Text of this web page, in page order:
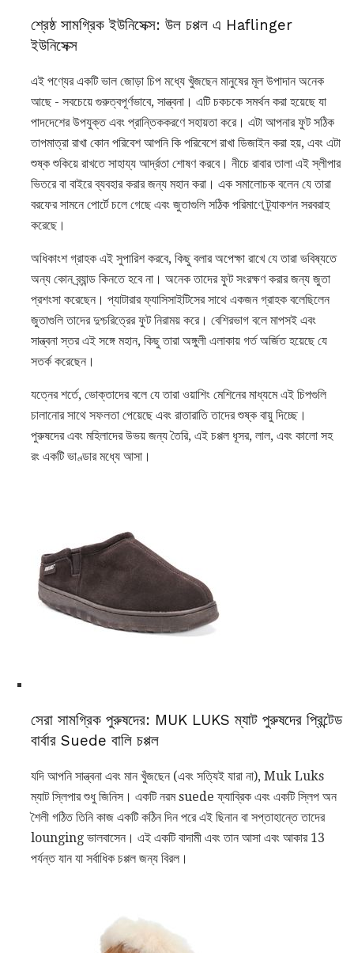
শ্রেষ্ঠ সামগ্রিক ইউনিসেক্স: উল চপ্পল এ Haflinger
ইউনিসেক্স
এই পণ্যের একটি ভাল জোড়া চিপ মধ্যে খুঁজছেন মানুষের মূল উপাদান অনেক
আছে - সবচেয়ে গুরুত্বপূর্ণভাবে, সান্ত্বনা। এটি চকচকে সমর্থন করা হয়েছে যা
পাদদেশের উপযুক্ত এবং প্রান্তিককরণে সহায়তা করে। এটা আপনার ফুট সঠিক
তাপমাত্রা রাখা কোন পরিবেশ আপনি কি পরিবেশে রাখা ডিজাইন করা হয়, এবং এটা
শুষ্ক শুকিয়ে রাখতে সাহায্য আর্দ্রতা শোষণ করবে। নীচে রাবার তালা এই স্লীপার
ভিতরে বা বাইরে ব্যবহার করার জন্য মহান করা। এক সমালোচক বলেন যে তারা
বরফের সামনে পোর্টে চলে গেছে এবং জুতাগুলি সঠিক পরিমাণে ট্র্যাকশন সরবরাহ
করেছে।
অধিকাংশ গ্রাহক এই সুপারিশ করবে, কিছু বলার অপেক্ষা রাখে যে তারা ভবিষ্যতে
অন্য কোন ব্র্যান্ড কিনতে হবে না। অনেক তাদের ফুট সংরক্ষণ করার জন্য জুতা
প্রশংসা করেছেন। প্যাটারার ফ্যাসিসাইটিসের সাথে একজন গ্রাহক বলেছিলেন
জুতাগুলি তাদের দুশ্চরিত্রের ফুট নিরাময় করে। বেশিরভাগ বলে মাপসই এবং
সান্ত্বনা স্তর এই সঙ্গে মহান, কিছু তারা অঙ্গুলী এলাকায় গর্ত অর্জিত হয়েছে যে
সতর্ক করেছেন।
যত্নের শর্তে, ভোক্তাদের বলে যে তারা ওয়াশিং মেশিনের মাধ্যমে এই চিপগুলি
চালানোর সাথে সফলতা পেয়েছে এবং রাতারাতি তাদের শুষ্ক বায়ু দিচ্ছে।
পুরুষদের এবং মহিলাদের উভয় জন্য তৈরি, এই চপ্পল ধূসর, লাল, এবং কালো সহ
রং একটি ভাণ্ডার মধ্যে আসা।
সেরা সামগ্রিক পুরুষদের: MUK LUKS ম্যাট পুরুষদের প্রিন্টেড
বার্বার Suede বালি চপ্পল
যদি আপনি সান্ত্বনা এবং মান খুঁজছেন (এবং সত্যিই যারা না), Muk Luks
ম্যাট স্লিপার শুধু জিনিস। একটি নরম suede ফ্যাব্রিক এবং একটি স্লিপ অন
শৈলী গঠিত তিনি কাজ একটি কঠিন দিন পরে এই ছিনান বা সপ্তাহান্তে তাদের
lounging ভালবাসেন। এই একটি বাদামী এবং তান আসা এবং আকার 13
পর্যন্ত যান যা সর্বাধিক চপ্পল জন্য বিরল।